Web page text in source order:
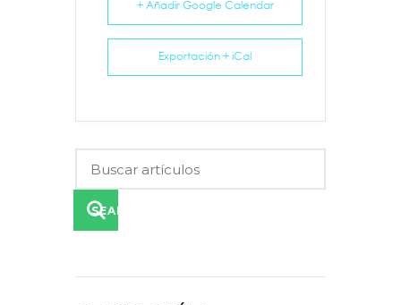
+ Añadir Google Calendar
Exportación + iCal
SEARCH